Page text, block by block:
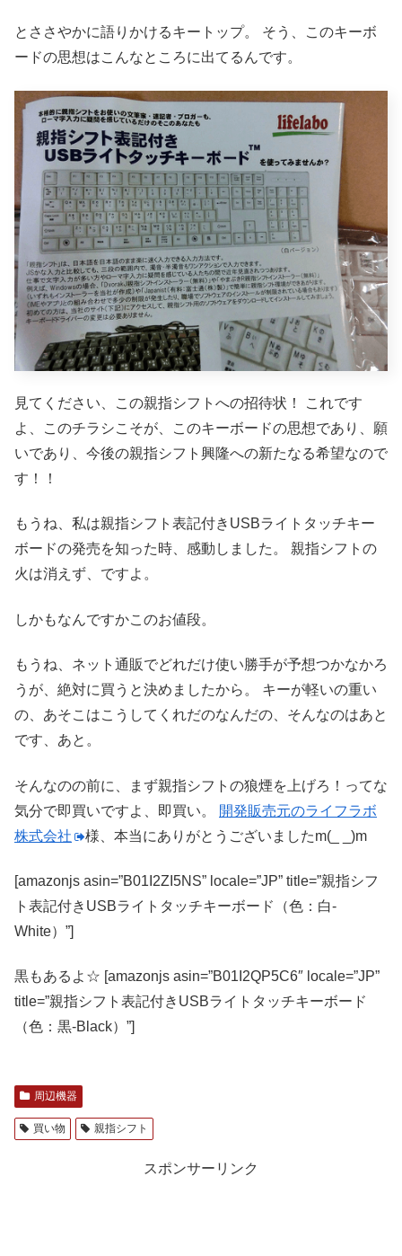
とささやかに語りかけるキートップ。
そう、このキーボ
ードの思想はこんなところに出てるんです。
見てください、この親指シフトへの招待状！
これです
よ、このチラシこそが、このキーボードの思想であり、願
いであり、今後の親指シフト興隆への新たなる希望なので
す！！
もうね、私は親指シフト表記付きUSBライトタッチキー
ボードの発売を知った時、感動しました。
親指シフトの
火は消えず、ですよ。
しかもなんですかこのお値段。
もうね、ネット通販でどれだけ使い勝手が予想つかなかろ
うが、絶対に買うと決めましたから。
キーが軽いの重い
の、あそこはこうしてくれだのなんだの、そんなのはあと
です、あと。
そんなのの前に、まず親指シフトの狼煙を上げろ！ってな
気分で即買いですよ、即買い。
開発販売元のライフラボ
株式会社
様、本当にありがとうございましたm(_ _)m
[amazonjs asin=”B01I2ZI5NS” locale=”JP” title=”親指シフ
ト表記付きUSBライトタッチキーボード（色：白-
White）”]
黒もあるよ☆ [amazonjs asin=”B01I2QP5C6″ locale=”JP”
title=”親指シフト表記付きUSBライトタッチキーボード
（色：黒-Black）”]
周辺機器
買い物 親指シフト
スポンサーリンク